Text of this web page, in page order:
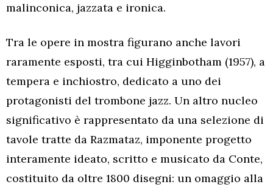
malinconica, jazzata e ironica.
Tra le opere in mostra figurano anche lavori
raramente esposti, tra cui Higginbotham (1957), a
tempera e inchiostro, dedicato a uno dei
protagonisti del trombone jazz. Un altro nucleo
significativo è rappresentato da una selezione di
tavole tratte da Razmataz, imponente progetto
interamente ideato, scritto e musicato da Conte,
costituito da oltre 1800 disegni: un omaggio alla